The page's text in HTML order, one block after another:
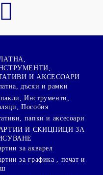
И АКСЕСОАРИ
дъски и рамки
Инструменти,
Пособия
папки и аксесоари
И СКИЦНИЦИ ЗА
за акварел
за графика , печат и